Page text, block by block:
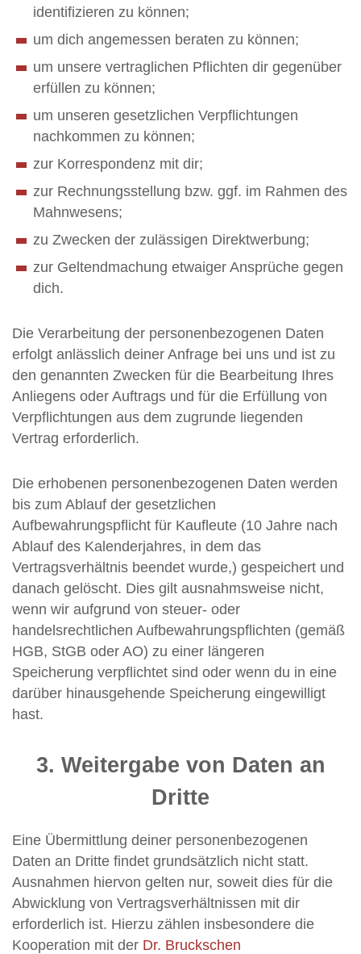
identifizieren zu können;
um dich angemessen beraten zu können;
um unsere vertraglichen Pflichten dir gegenüber
erfüllen zu können;
um unseren gesetzlichen Verpflichtungen
nachkommen zu können;
zur Korrespondenz mit dir;
zur Rechnungsstellung bzw. ggf. im Rahmen des
Mahnwesens;
zu Zwecken der zulässigen Direktwerbung;
zur Geltendmachung etwaiger Ansprüche gegen
dich.
Die Verarbeitung der personenbezogenen Daten
erfolgt anlässlich deiner Anfrage bei uns und ist zu
den genannten Zwecken für die Bearbeitung Ihres
Anliegens oder Auftrags und für die Erfüllung von
Verpflichtungen aus dem zugrunde liegenden
Vertrag erforderlich.
Die erhobenen personenbezogenen Daten werden
bis zum Ablauf der gesetzlichen
Aufbewahrungspflicht für Kaufleute (10 Jahre nach
Ablauf des Kalenderjahres, in dem das
Vertragsverhältnis beendet wurde,) gespeichert und
danach gelöscht. Dies gilt ausnahmsweise nicht,
wenn wir aufgrund von steuer- oder
handelsrechtlichen Aufbewahrungspflichten (gemäß
HGB, StGB oder AO) zu einer längeren
Speicherung verpflichtet sind oder wenn du in eine
darüber hinausgehende Speicherung eingewilligt
hast.
3. Weitergabe von Daten an
Dritte
Eine Übermittlung deiner personenbezogenen
Daten an Dritte findet grundsätzlich nicht statt.
Ausnahmen hiervon gelten nur, soweit dies für die
Abwicklung von Vertragsverhältnissen mit dir
erforderlich ist. Hierzu zählen insbesondere die
Kooperation mit der Dr. Bruckschen